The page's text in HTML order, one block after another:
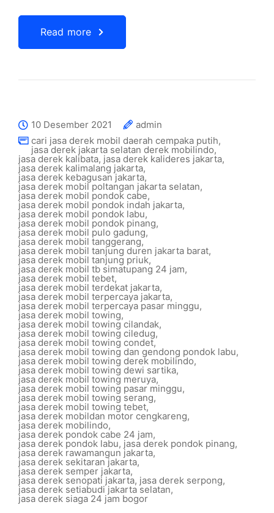
Read more
10 Desember 2021
admin
cari jasa derek mobil daerah cempaka putih,
jasa derek jakarta selatan derek mobilindo,
jasa derek kalibata, jasa derek kalideres jakarta,
jasa derek kalimalang jakarta,
jasa derek kebagusan jakarta,
jasa derek mobil poltangan jakarta selatan,
jasa derek mobil pondok cabe,
jasa derek mobil pondok indah jakarta,
jasa derek mobil pondok labu,
jasa derek mobil pondok pinang,
jasa derek mobil pulo gadung,
jasa derek mobil tanggerang,
jasa derek mobil tanjung duren jakarta barat,
jasa derek mobil tanjung priuk,
jasa derek mobil tb simatupang 24 jam,
jasa derek mobil tebet,
jasa derek mobil terdekat jakarta,
jasa derek mobil terpercaya jakarta,
jasa derek mobil terpercaya pasar minggu,
jasa derek mobil towing,
jasa derek mobil towing cilandak,
jasa derek mobil towing ciledug,
jasa derek mobil towing condet,
jasa derek mobil towing dan gendong pondok labu,
jasa derek mobil towing derek mobilindo,
jasa derek mobil towing dewi sartika,
jasa derek mobil towing meruya,
jasa derek mobil towing pasar minggu,
jasa derek mobil towing serang,
jasa derek mobil towing tebet,
jasa derek mobildan motor cengkareng,
jasa derek mobilindo,
jasa derek pondok cabe 24 jam,
jasa derek pondok labu, jasa derek pondok pinang,
jasa derek rawamangun jakarta,
jasa derek sekitaran jakarta,
jasa derek semper jakarta,
jasa derek senopati jakarta, jasa derek serpong,
jasa derek setiabudi jakarta selatan,
jasa derek siaga 24 jam bogor